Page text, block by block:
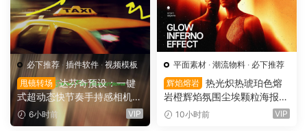
必下推荐· 插件软件 ·视频模板
甩镜转场 达芬奇预设：一键
式超动态快节奏手持感相机摇
晃运动甩镜头无缝转场过渡
支持横竖屏（16158）
6小时前 VIP
平面素材 · 潮流物料 · 必下推荐
辉焰熔岩 热光炽热琥珀色熔
岩橙辉焰氛围尘埃颗粒海报封
面设计PSD特效样机 Glow Inf
10小时前 VIP